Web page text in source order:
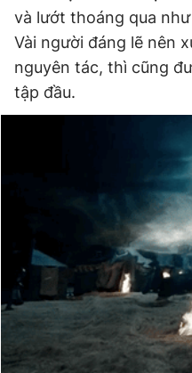
và lướt thoáng qua
Vài người đáng lẽ nên
nguyên tác, thì cũng
tập đầu.